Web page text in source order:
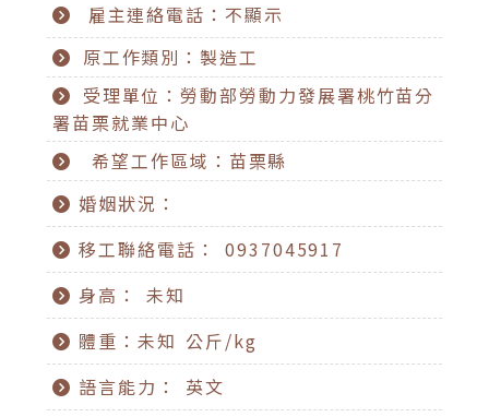
雇主連絡電話：不顯示
原工作類別：製造工
受理單位：勞動部勞動力發展署桃竹苗分
署苗栗就業中心
希望工作區域：苗栗縣
婚姻狀況：
移工聯絡電話： 0937045917
身高： 未知
體重：未知 公斤/kg
語言能力： 英文